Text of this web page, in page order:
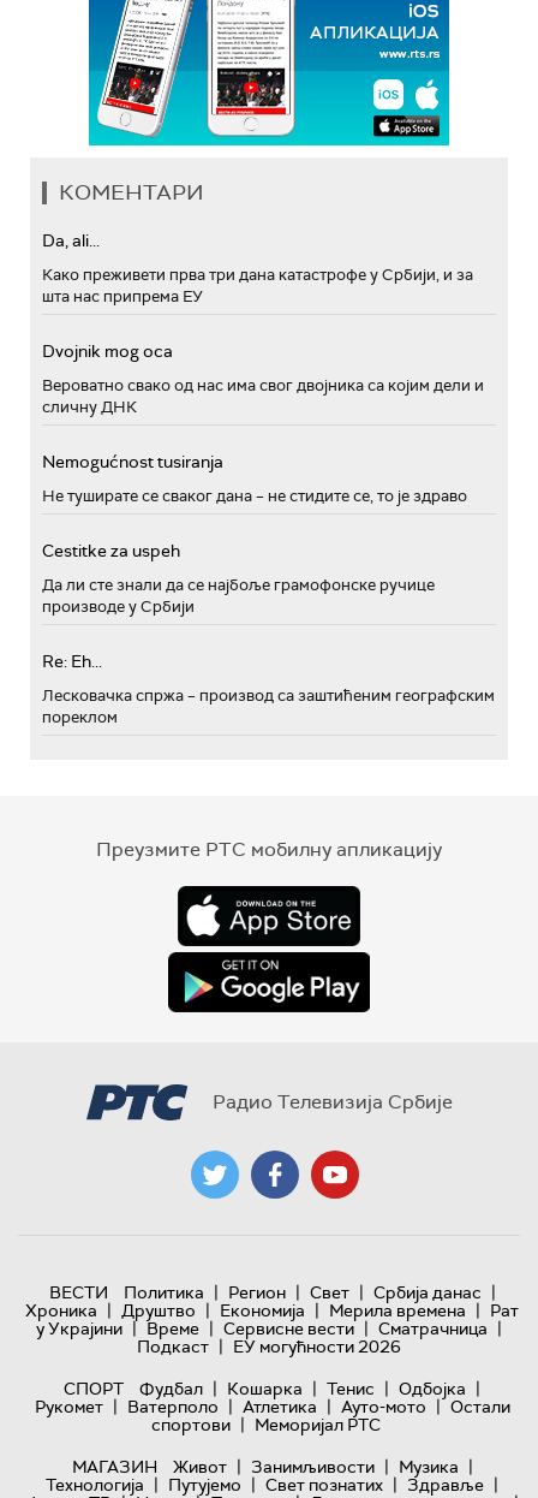
КОМЕНТАРИ
Da, ali...
Како преживети прва три дана катастрофе у Србији, и за
шта нас припрема ЕУ
Dvojnik mog oca
Вероватно свако од нас има свог двојника са којим дели и
сличну ДНК
Nemogućnost tusiranja
Не туширате се сваког дана – не стидите се, то је здраво
Cestitke za uspeh
Да ли сте знали да се најбоље грамофонске ручице
производе у Србији
Re: Eh...
Лесковачка спржа – производ са заштићеним географским
пореклом
Преузмите РТС мобилну апликацију
Радио Телевизија Србије
ВЕСТИ Политика | Регион | Свет | Србија данас |
Хроника | Друштво | Економија | Мерила времена | Рат
у Украјини | Време | Сервисне вести | Сматрачница |
Подкаст | ЕУ могућности 2026
СПОРТ
Фудбал | Кошарка | Тенис | Одбојка |
Рукомет | Ватерполо | Атлетика | Ауто-мото | Остали
спортови | Меморијал РТС
МАГАЗИН
Живот | Занимљивости | Музика |
Технологијa | Путујемо | Свет познатих | Здравље |